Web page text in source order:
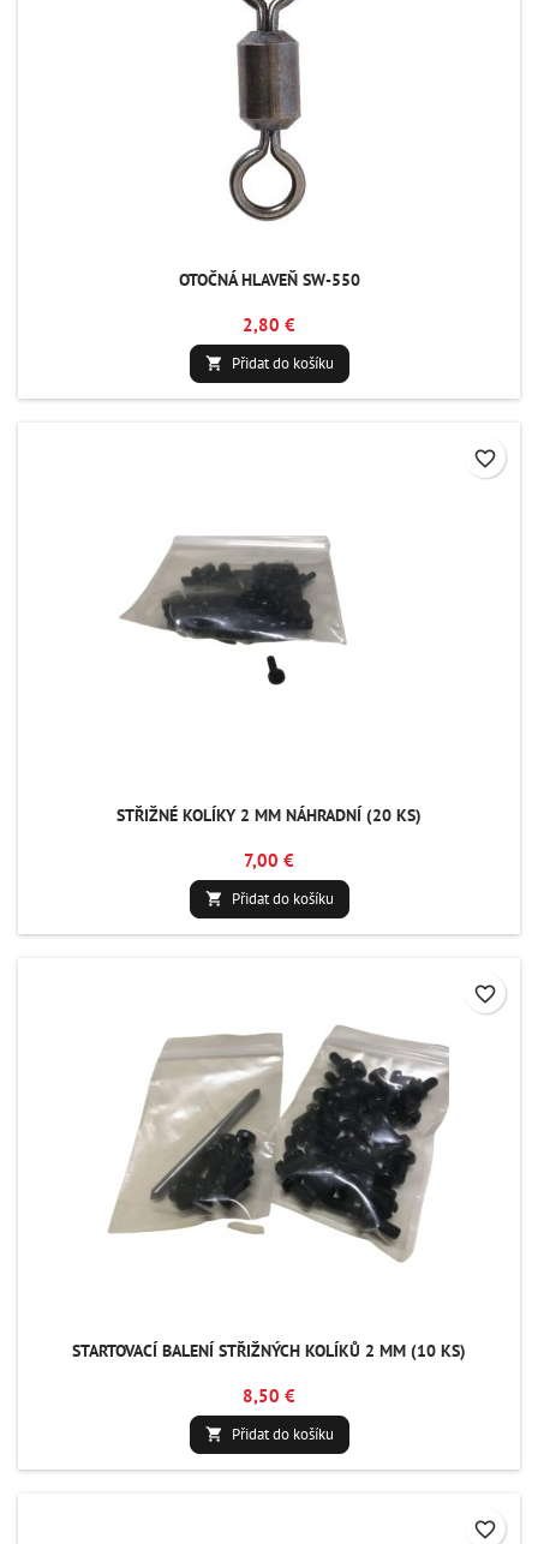
OTOČNÁ HLAVEŇ SW-550
2,80 €
 Přidat do košíku
STŘIŽNÉ KOLÍKY 2 MM NÁHRADNÍ (20 KS)
7,00 €
 Přidat do košíku
favorite_border
STARTOVACÍ BALENÍ STŘIŽNÝCH KOLÍKŮ 2 MM (10 KS)
8,50 €
 Přidat do košíku
favorite_border
favorite_border